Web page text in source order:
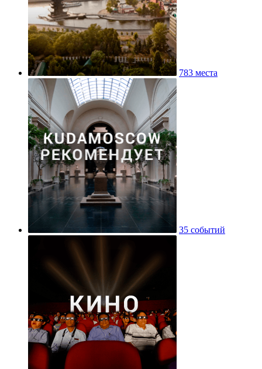
783 места
35 событий